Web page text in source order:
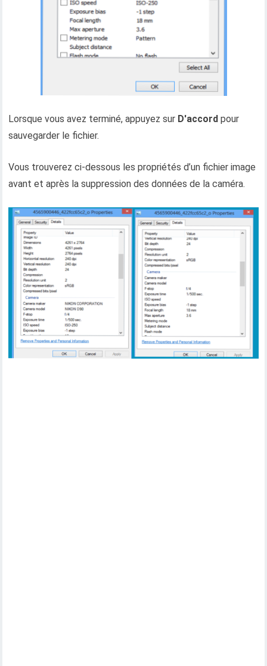
Lorsque vous avez terminé, appuyez sur D'accord pour
sauvegarder le fichier.
Vous trouverez ci-dessous les propriétés d’un fichier image
avant et après la suppression des données de la caméra.